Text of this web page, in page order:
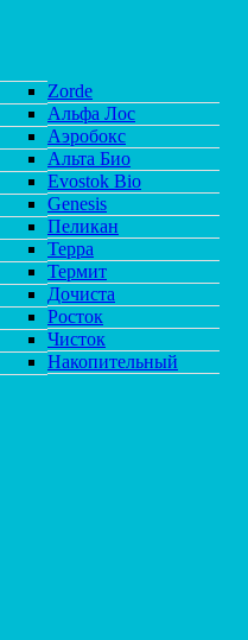
Zorde
Альфа Лос
Аэробокс
Альта Био
Evostok Bio
Genesis
Пеликан
Терра
Термит
Дочиста
Росток
Чисток
Накопительный